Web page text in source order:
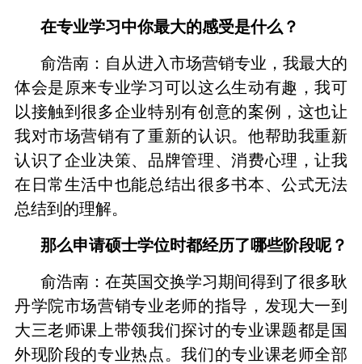
在专业学习中你最大的感受是什么？
俞浩南：自从进入市场营销专业，我最大的
体会是原来专业学习可以这么生动有趣，我可
以接触到很多企业特别有创意的案例，这也让
我对市场营销有了重新的认识。他帮助我重新
认识了企业决策、品牌管理、消费心理，让我
在日常生活中也能总结出很多书本、公式无法
总结到的理解。
那么申请硕士学位时都经历了哪些阶段呢？
俞浩南：在英国交换学习期间得到了很多耿
丹学院市场营销专业老师的指导，发现大一到
大三老师课上带领我们探讨的专业课题都是国
外现阶段的专业热点。我们的专业课老师全部